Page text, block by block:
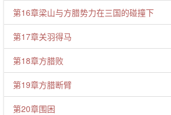
第16章梁山与方腊势力在三国的碰撞下
第17章关羽得马
第18章方腊败
第19章方腊断臂
第20章围困